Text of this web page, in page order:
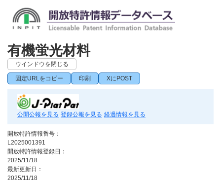
有機蛍光材料
ウインドウを閉じる
固定URLをコピー 印刷 XにPOST
公開公報を見る 登録公報を見る 経過情報を見る
開放特許情報番号：
L2025001391
開放特許情報登録日：
2025/11/18
最新更新日：
2025/11/18